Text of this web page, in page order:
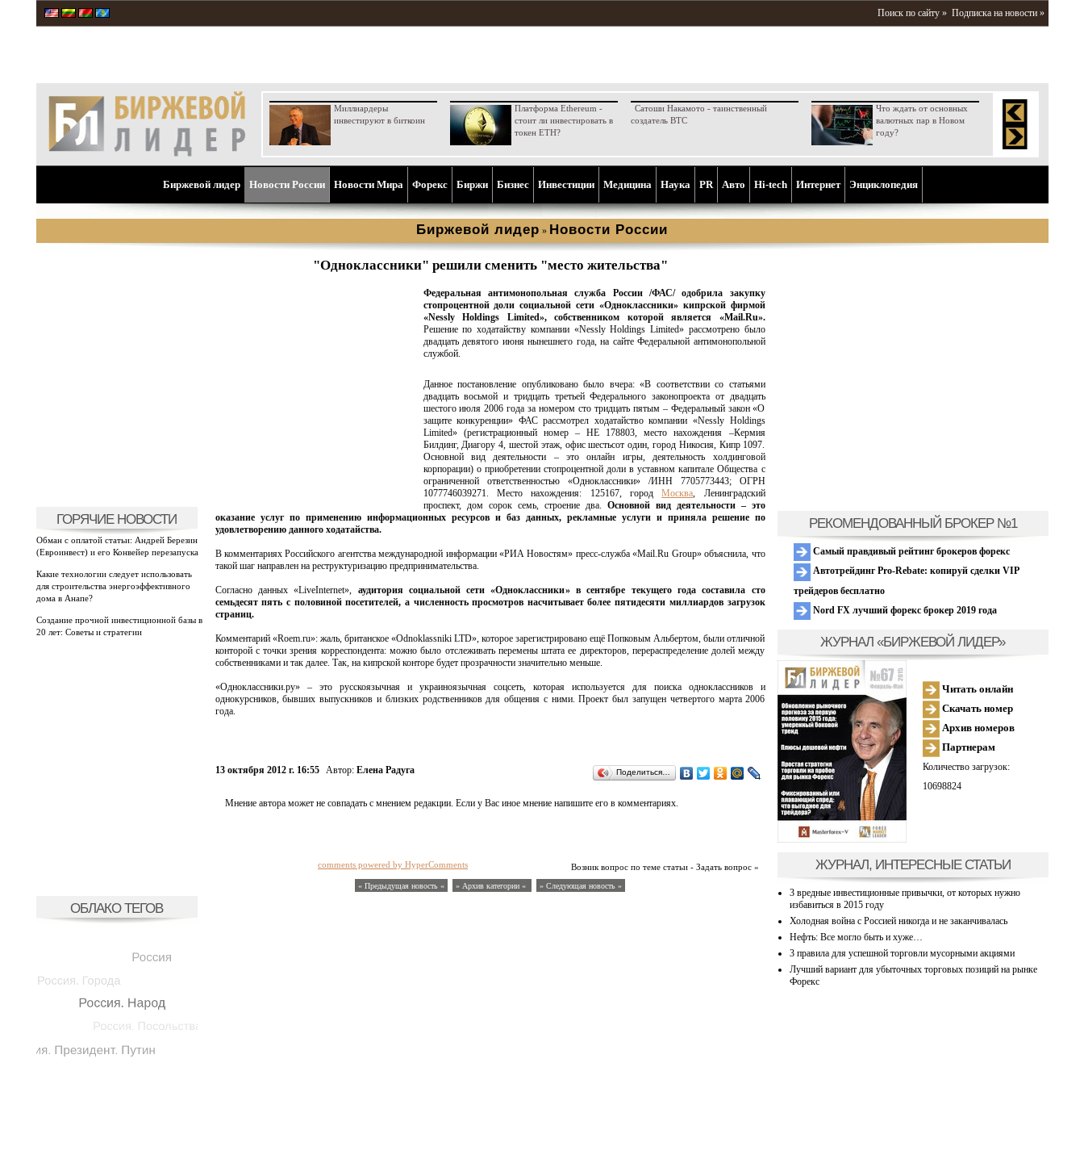
Поиск по сайту » Подписка на новости »
Миллиардеры
инвестируют в биткоин
Платформа Ethereum -
стоит ли инвестировать в
токен ETH?
Сатоши Накамото - таинственный
создатель BTC
Что ждать от основных
валютных пар в Новом
году?
Биржевой лидер Новости России Новости Мира Форекс Биржи Бизнес Инвестиции Медицина Наука PR Aвто Hi-tech Интернет Энциклопедия
Биржевой лидер » Новости России
ГОРЯЧИЕ НОВОСТИ
Обман с оплатой статьи: Андрей Березин
(Евроинвест) и его Конвейер перезапуска
Какие технологии следует использовать
для строительства энергоэффективного
дома в Анапе?
Создание прочной инвестиционной базы в
20 лет: Советы и стратегии
ОБЛАКО ТЕГОВ
"Одноклассники" решили сменить "место жительства"
Федеральная антимонопольная служба России /ФАС/ одобрила закупку
стопроцентной доли социальной сети «Одноклассники» кипрской фирмой
«Nessly Holdings Limited», собственником которой является «Mail.Ru».
Решение по ходатайству компании «Nessly Holdings Limited» рассмотрено было
двадцать девятого июня нынешнего года, на сайте Федеральной антимонопольной
службой.
Данное постановление опубликовано было вчера: «В соответствии со статьями
двадцать восьмой и тридцать третьей Федерального законопроекта от двадцать
шестого июля 2006 года за номером сто тридцать пятым – Федеральный закон «О
защите конкуренции» ФАС рассмотрел ходатайство компании «Nessly Holdings
Limited» (регистрационный номер – НЕ 178803, место нахождения –Кермия
Билдинг, Диагору 4, шестой этаж, офис шестьсот один, город Никосия, Кипр 1097.
Основной вид деятельности – это онлайн игры, деятельность холдинговой
корпорации) о приобретении стопроцентной доли в уставном капитале Общества с
ограниченной ответственностью «Одноклассники» /ИНН 7705773443; ОГРН
1077746039271. Место нахождения: 125167, городМосква, Ленинградский
проспект, дом сорок семь, строение два. Основной вид деятельности – это
оказание услуг по применению информационных ресурсов и баз данных, рекламные услуги и приняла решение по
удовлетворению данного ходатайства.
В комментариях Российского агентства международной информации «РИА Новостям» пресс-служба «Mail.Ru Group» объяснила, что
такой шаг направлен на реструктуризацию предпринимательства.
Согласно данных «LiveInternet», аудитория социальной сети «Одноклассники» в сентябре текущего года составила сто
семьдесят пять с половиной посетителей, а численность просмотров насчитывает более пятидесяти миллиардов загрузок
страниц.
Комментарий «Roem.ru»: жаль, британское «Odnoklassniki LTD», которое зарегистрировано ещё Попковым Альбертом, были отличной
конторой с точки зрения корреспондента: можно было отслеживать перемены штата ее директоров, перераспределение долей между
собственниками и так далее. Так, на кипрской конторе будет прозрачности значительно меньше.
«Одноклассники.ру» – это русскоязычная и украиноязычная соцсеть, которая используется для поиска одноклассников и
однокурсников, бывших выпускников и близких родственников для общения с ними. Проект был запущен четвертого марта 2006
года.
13 октября 2012 г. 16:55 Автор: Елена Радуга Поделиться…
Мнение автора может не совпадать с мнением редакции. Если у Вас иное мнение напишите его в комментариях.
Возник вопрос по теме статьи - Задать вопрос »
comments powered by HyperComments
« Предыдущая новость « » Архив категории « » Следующая новость »
РЕКОМЕНДОВАННЫЙ БРОКЕР №1
Самый правдивый рейтинг брокеров форекс
Автотрейдинг Pro-Rebate: копируй сделки VIP
трейдеров бесплатно
Nord FX лучший форекс брокер 2019 года
ЖУРНАЛ «БИРЖЕВОЙ ЛИДЕР»
Читать онлайн
Скачать номер
Архив номеров
Партнерам
Количество загрузок:
10698824
ЖУРНАЛ, ИНТЕРЕСНЫЕ СТАТЬИ
3 вредные инвестиционные привычки, от которых нужно
избавиться в 2015 году
Холодная война с Россией никогда и не заканчивалась
Нефть: Все могло быть и хуже…
3 правила для успешной торговли мусорными акциями
Лучший вариант для убыточных торговых позиций на рынке
Форекс